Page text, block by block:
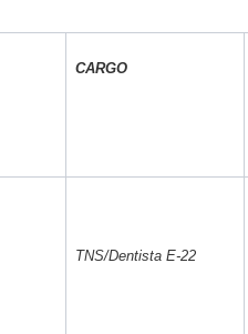
CARGO
TNS/Dentista E-22